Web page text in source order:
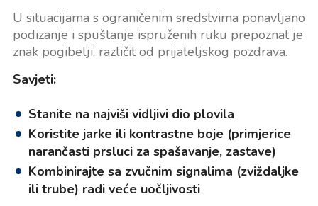
U situacijama s ograničenim sredstvima ponavljano
podizanje i spuštanje ispruženih ruku prepoznat je
znak pogibelji, različit od prijateljskog pozdrava.
Savjeti:
Stanite na najviši vidljivi dio plovila
Koristite jarke ili kontrastne boje (primjerice
narančasti prsluci za spašavanje, zastave)
Kombinirajte sa zvučnim signalima (zviždaljke
ili trube) radi veće uočljivosti